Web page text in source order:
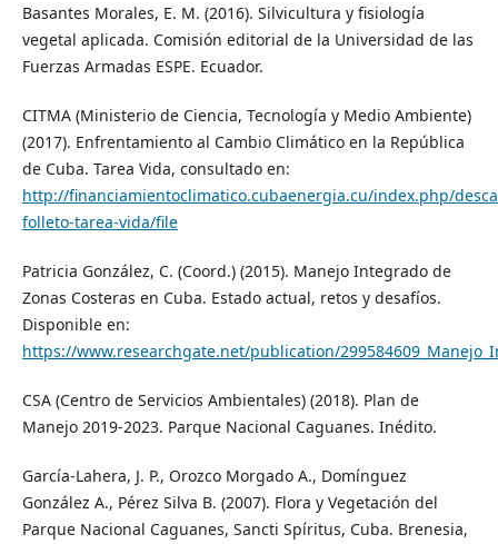
Basantes Morales, E. M. (2016). Silvicultura y fisiología
vegetal aplicada. Comisión editorial de la Universidad de las
Fuerzas Armadas ESPE. Ecuador.
CITMA (Ministerio de Ciencia, Tecnología y Medio Ambiente)
(2017). Enfrentamiento al Cambio Climático en la República
de Cuba. Tarea Vida, consultado en:
http://financiamientoclimatico.cubaenergia.cu/index.php/
folleto-tarea-vida/file
Patricia González, C. (Coord.) (2015). Manejo Integrado de
Zonas Costeras en Cuba. Estado actual, retos y desafíos.
Disponible en:
https://www.researchgate.net/publication/
CSA (Centro de Servicios Ambientales) (2018). Plan de
Manejo 2019-2023. Parque Nacional Caguanes. Inédito.
García-Lahera, J. P., Orozco Morgado A., Domínguez
González A., Pérez Silva B. (2007). Flora y Vegetación del
Parque Nacional Caguanes, Sancti Spíritus, Cuba. Brenesia,